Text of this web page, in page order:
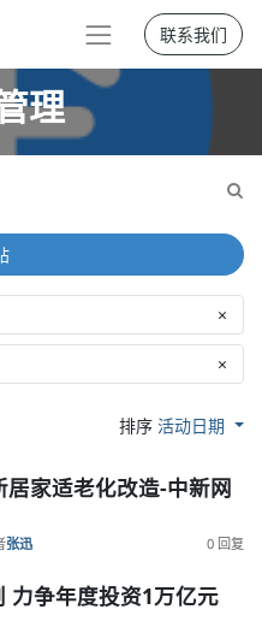
联系我们
理
×
×
排序活动日期
家适老化改造-中新网
张迅 0 回复
力争年度投资1万亿元